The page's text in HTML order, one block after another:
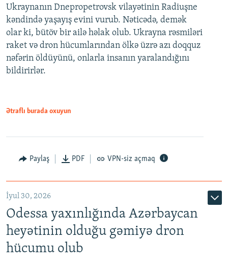
Ukraynanın Dnepropetrovsk vilayətinin Radiuşne
kəndində yaşayış evini vurub. Nəticədə, demək
olar ki, bütöv bir ailə həlak olub. Ukrayna rəsmiləri
raket və dron hücumlarından ölkə üzrə azı doqquz
nəfərin öldüyünü, onlarla insanın yaralandığını
bildirirlər.
Ətraflı burada oxuyun
Paylaş PDF VPN-siz açmaq
İyul 30, 2026
Odessa yaxınlığında Azərbaycan
heyətinin olduğu gəmiyə dron
hücumu olub